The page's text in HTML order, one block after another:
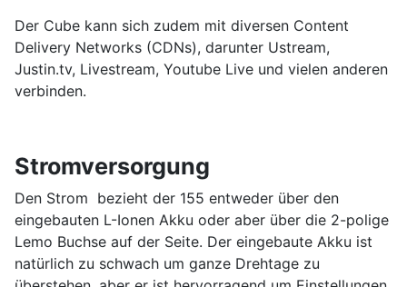
Der Cube kann sich zudem mit diversen Content
Delivery Networks (CDNs), darunter Ustream,
Justin.tv, Livestream, Youtube Live und vielen anderen
verbinden.
Stromversorgung
Den Strom bezieht der 155 entweder über den
eingebauten L-Ionen Akku oder aber über die 2-polige
Lemo Buchse auf der Seite. Der eingebaute Akku ist
natürlich zu schwach um ganze Drehtage zu